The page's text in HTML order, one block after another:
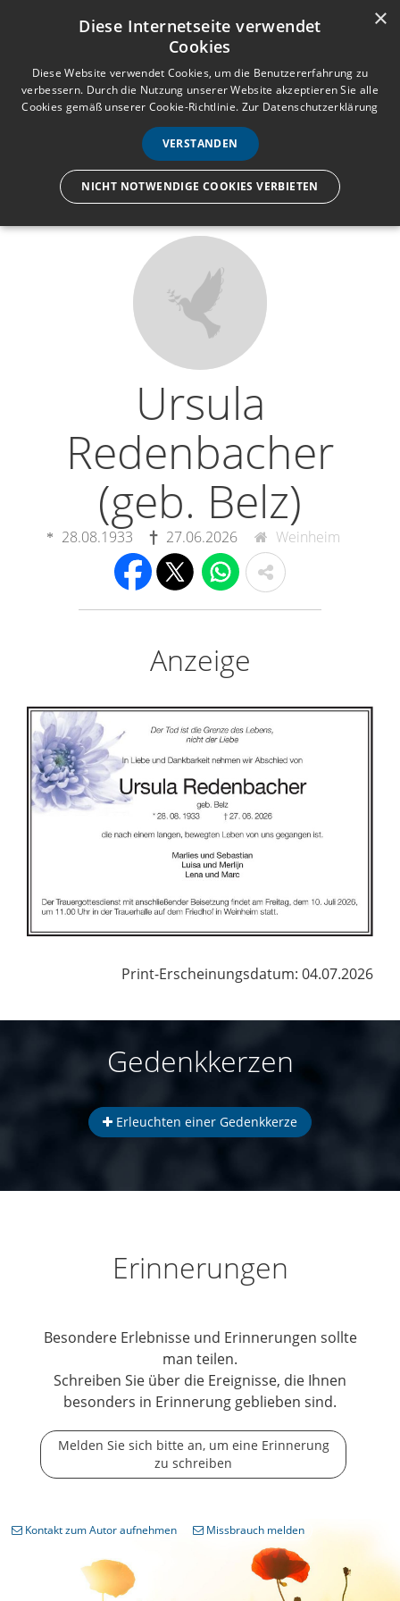
Anmelden Registrieren
e
n
ü
Wir lassen nur die Hand los,
Ursula
Redenbacher
(geb. Belz)
28.08.1933 27.06.2026 Weinheim
Anzeige
Print-Erscheinungsdatum: 04.07.2026
Gedenkkerzen
Erleuchten einer Gedenkkerze
Erinnerungen
Besondere Erlebnisse und Erinnerungen sollte
man teilen.
Schreiben Sie über die Ereignisse, die Ihnen
besonders in Erinnerung geblieben sind.
Melden Sie sich bitte an, um eine Erinnerung
zu schreiben
Kontakt zum Autor aufnehmen Missbrauch melden
×
Diese Internetseite verwendet
Cookies
Diese Website verwendet Cookies, um die Benutzererfahrung zu
verbessern. Durch die Nutzung unserer Website akzeptieren Sie alle
Cookies gemäß unserer Cookie-Richtlinie. Zur Datenschutzerklärung
VERSTANDEN
NICHT NOTWENDIGE COOKIES VERBIETEN